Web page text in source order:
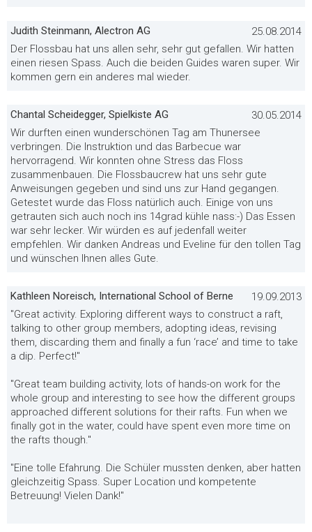
Judith Steinmann, Alectron AG
25.08.2014
Der Flossbau hat uns allen sehr, sehr gut gefallen. Wir hatten
einen riesen Spass. Auch die beiden Guides waren super. Wir
kommen gern ein anderes mal wieder.
Chantal Scheidegger, Spielkiste AG
30.05.2014
Wir durften einen wunderschönen Tag am Thunersee
verbringen. Die Instruktion und das Barbecue war
hervorragend. Wir konnten ohne Stress das Floss
zusammenbauen. Die Flossbaucrew hat uns sehr gute
Anweisungen gegeben und sind uns zur Hand gegangen.
Getestet wurde das Floss natürlich auch. Einige von uns
getrauten sich auch noch ins 14grad kühle nass:-) Das Essen
war sehr lecker. Wir würden es auf jedenfall weiter
empfehlen. Wir danken Andreas und Eveline für den tollen Tag
und wünschen Ihnen alles Gute.
Kathleen Noreisch, International School of Berne
19.09.2013
"Great activity. Exploring different ways to construct a raft,
talking to other group members, adopting ideas, revising
them, discarding them and finally a fun ‘race’ and time to take
a dip. Perfect!"
"Great team building activity, lots of hands-on work for the
whole group and interesting to see how the different groups
approached different solutions for their rafts. Fun when we
finally got in the water, could have spent even more time on
the rafts though."
"Eine tolle Efahrung. Die Schüler mussten denken, aber hatten
gleichzeitig Spass. Super Location und kompetente
Betreuung! Vielen Dank!"